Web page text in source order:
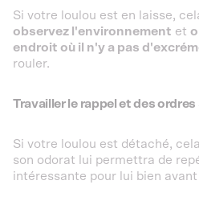
Si votre loulou est en laisse,
observez l'environnement et
endroit où il n'y a pas
rouler.
Travailler le rappel et des
Si votre loulou est détaché,
son odorat lui permettra de
intéressante pour lui bien